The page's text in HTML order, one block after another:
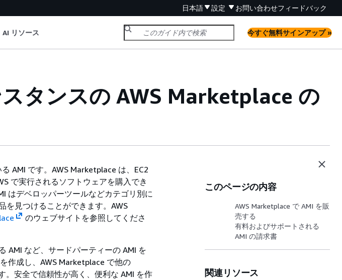
日本語 設定 お問い合わせフィードバック
AI リソース 今すぐ無料サインアップ »
タンスの AWS Marketplace の
AMI です。 AWS Marketplace は、EC2
で実行されるソフトウェアを購入でき
はデベロッパーツールなどカテゴリ別に
を見つけることができます。AWS
のウェブサイトを参照してくださ
AMI など、サードパーティーの AMI を
作成し、AWS Marketplace で他の
。安全で信頼性が高く、便利な AMI を作
このページの内容
AWS Marketplace で AMI を販
売する
有料およびサポートされる
AMI の請求書
関連リソース